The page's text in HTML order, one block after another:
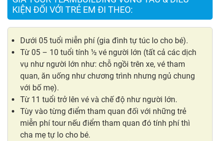
KIỆN ĐỐI VỚI TRẺ EM ĐI THEO:
Dưới 05 tuổi miễn phí (gia đình tự túc lo cho bé).
Từ 05 – 10 tuổi tính ½ vé người lớn (tất cả các dịch
vụ như người lớn như: chỗ ngồi trên xe, vé tham
quan, ăn uống như chương trình nhưng ngủ chung
với bố mẹ).
Từ 11 tuổi trở lên vé và chế độ như người lớn.
Tùy vào từng điểm tham quan đối với những trẻ
miễn phí tour nếu điểm tham quan đó tính phí thì
cha mẹ tự lo cho bé.